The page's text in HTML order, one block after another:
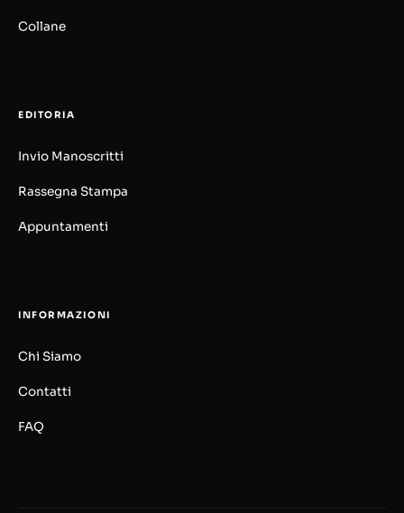
Collane
EDITORIA
Invio Manoscritti
Rassegna Stampa
Appuntamenti
INFORMAZIONI
Chi Siamo
Contatti
FAQ